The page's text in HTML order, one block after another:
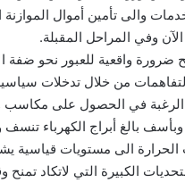
والى تأمين أموال الموازنة
وفي المراحل المقبلة.
ضرورة واقعية للعبور نحو
من خلال تدخلات
الرغبة في الحصول على مكاسب
بالغ أبراج الكهرباء تنسف
الى مستويات قياسية
الكبيرة التي لاتكاد تمنح